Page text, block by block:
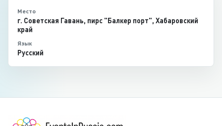
Место
г. Советская Гавань, пирс "Балкер порт", Хабаровский
край
Язык
Русский